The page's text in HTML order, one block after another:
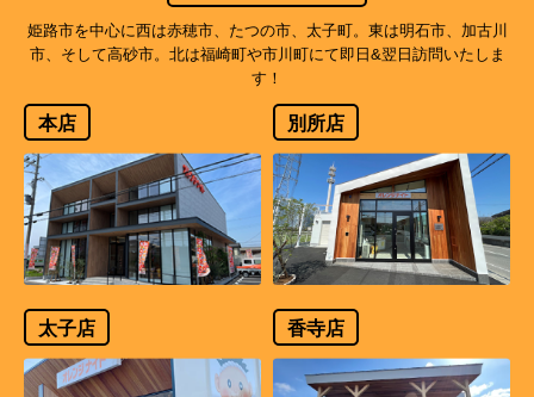
姫路市を中心に西は赤穂市、たつの市、太子町。東は明石市、加古川
市、そして高砂市。北は福崎町や市川町にて即日&翌日訪問いたしま
す！
本店 別所店
太子店 香寺店